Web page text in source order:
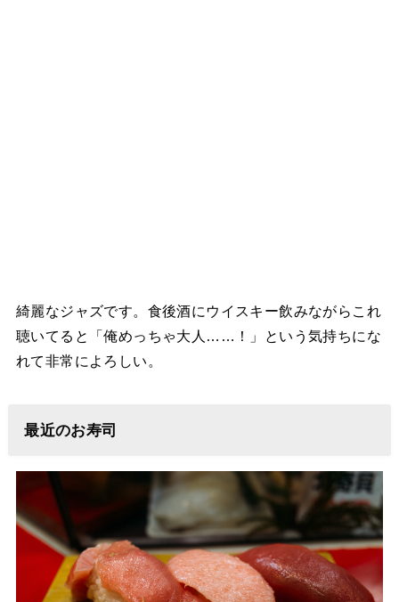
綺麗なジャズです。食後酒にウイスキー飲みながらこれ
聴いてると「俺めっちゃ大人……！」という気持ちにな
れて非常によろしい。
最近のお寿司